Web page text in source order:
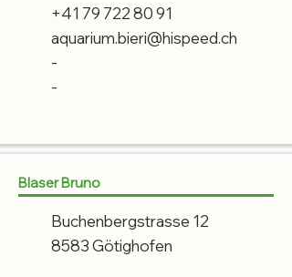
+41 79 722 80 91
aquarium.bieri@hispeed.ch
-
-
Blaser Bruno
Buchenbergstrasse 12
8583 Götighofen